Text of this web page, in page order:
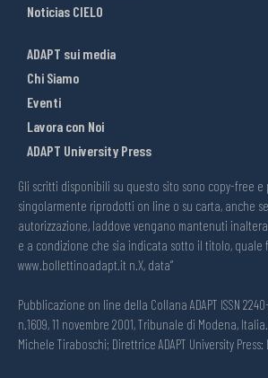
Noticias CIELO
ADAPT sui media
Chi Siamo
Eventi
Lavora con Noi
ADAPT University Press
Gli scritti disponibili su questo sito sono copy-free e
singolarmente riprodotti on line o su carta, anche
autorizzazione, laddove vengano mantenuti
e a condizione che sia indicata sotto il titolo, quale
www.bollettinoadapt.it n.X, data“
Pubblicazione on line della Collana ADAPT ISSN
n.1609, 11 novembre 2001, Tribunale di Modena,
Michele Tiraboschi; Direttrice ADAPT University